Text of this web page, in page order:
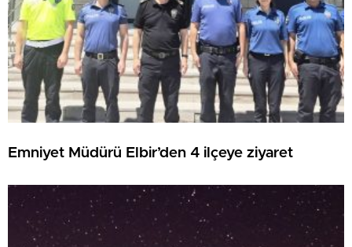
Emniyet Müdürü Elbir’den 4 ilçeye ziyaret